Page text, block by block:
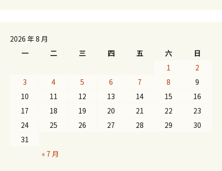
2026 年 8 月
一
二 三 四 五 六
日
1
2
3
4 5 6 7 8
9
10
11 12 13 14 15
16
17
18 19 20 21 22
23
24
25 26 27 28 29
30
31
« 7 月